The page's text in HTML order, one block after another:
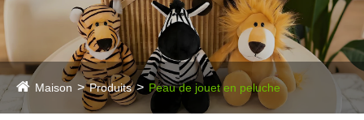
Maison Produits Peau de jouet en peluche